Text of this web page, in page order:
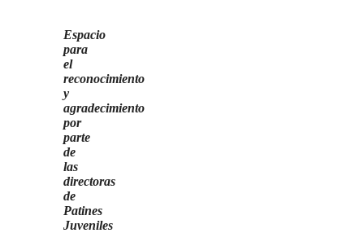
Espacio
para
el
reconocimiento
y
agradecimiento
por
parte
de
las
directoras
de
Patines
Juveniles